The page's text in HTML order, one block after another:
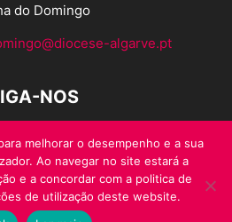
do Domingo
algarve.pt
NOS
melhorar o desempenho e a sua
Ao navegar no site estará a
e a concordar com a politica de
de utilização deste website.